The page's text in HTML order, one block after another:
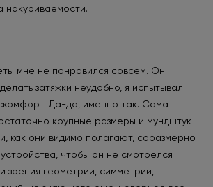
накуриваемости.
мне не понравился совсем. Он
затяжки неудобно, я испытывал
Да-да, именно так. Сама
крупные размеры и мундштук
как они видимо полагают, соразмерно
чтобы он не смотрелся
зрения геометрии, симметрии,